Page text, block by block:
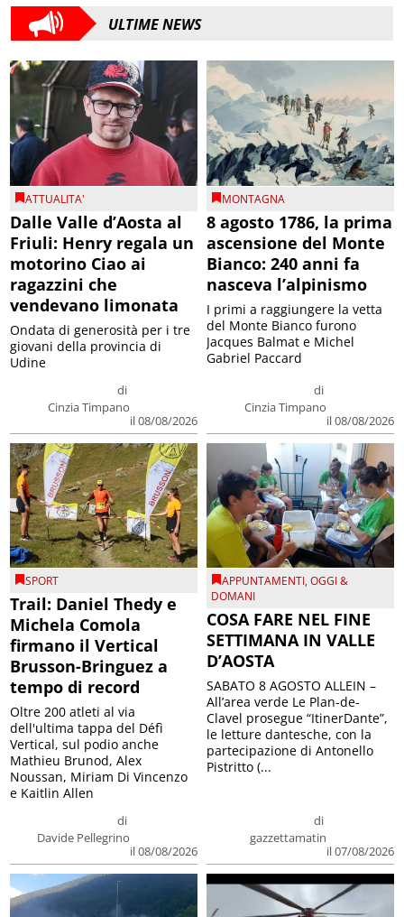
ULTIME NEWS
ATTUALITA'
Dalle Valle d’Aosta al
Friuli: Henry regala un
motorino Ciao ai
ragazzini che
vendevano limonata
di
Cinzia Timpano
il 08/08/2026
Ondata di generosità per i tre
giovani della provincia di
Udine
MONTAGNA
8 agosto 1786, la prima
ascensione del Monte
Bianco: 240 anni fa
nasceva l’alpinismo
di
Cinzia Timpano
il 08/08/2026
I primi a raggiungere la vetta
del Monte Bianco furono
Jacques Balmat e Michel
Gabriel Paccard
SPORT
Trail: Daniel Thedy e
Michela Comola
firmano il Vertical
Brusson-Bringuez a
tempo di record
di
Davide Pellegrino
il 08/08/2026
Oltre 200 atleti al via
dell'ultima tappa del Défì
Vertical, sul podio anche
Mathieu Brunod, Alex
Noussan, Miriam Di Vincenzo
e Kaitlin Allen
APPUNTAMENTI,OGGI &
DOMANI
COSA FARE NEL FINE
SETTIMANA IN VALLE
D’AOSTA
di
gazzettamatin
il 07/08/2026
SABATO 8 AGOSTO ALLEIN –
All’area verde Le Plan-de-
Clavel prosegue “ItinerDante”,
le letture dantesche, con la
partecipazione di Antonello
Pistritto (...